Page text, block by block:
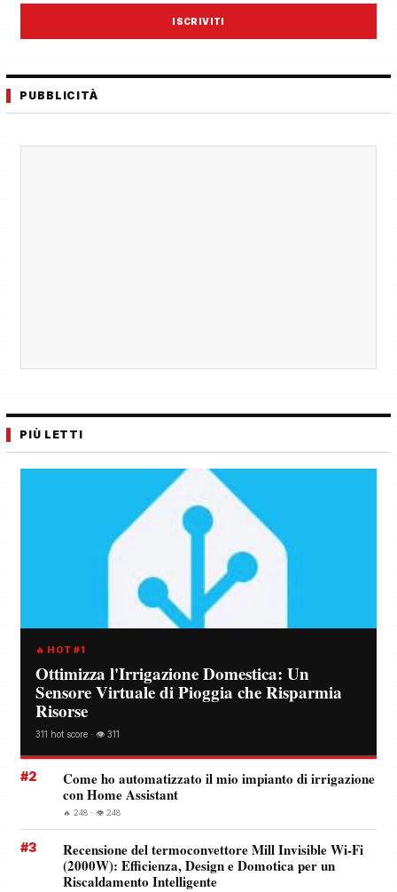
ISCRIVITI
PUBBLICITÀ
PIÙ LETTI
🔥 HOT #1
Ottimizza l'Irrigazione Domestica: Un
Sensore Virtuale di Pioggia che Risparmia
Risorse
311 hot score · 👁️ 311
#2
Come ho automatizzato il mio impianto di irrigazione
con Home Assistant
🔥 248 · 👁️ 248
#3
Recensione del termoconvettore Mill Invisible Wi-Fi
(2000W): Efficienza, Design e Domotica per un
Riscaldamento Intelligente